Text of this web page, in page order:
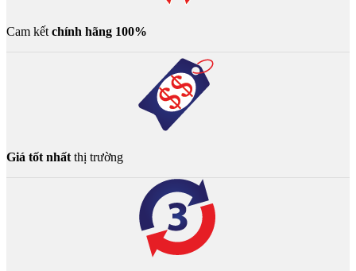
Cam kết chính hãng 100%
Giá tốt nhất thị trường